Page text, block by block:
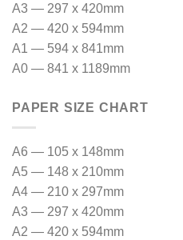
A3 — 297 x 420mm
A2 — 420 x 594mm
A1 — 594 x 841mm
A0 — 841 x 1189mm
PAPER SIZE CHART
A6 — 105 x 148mm
A5 — 148 x 210mm
A4 — 210 x 297mm
A3 — 297 x 420mm
A2 — 420 x 594mm